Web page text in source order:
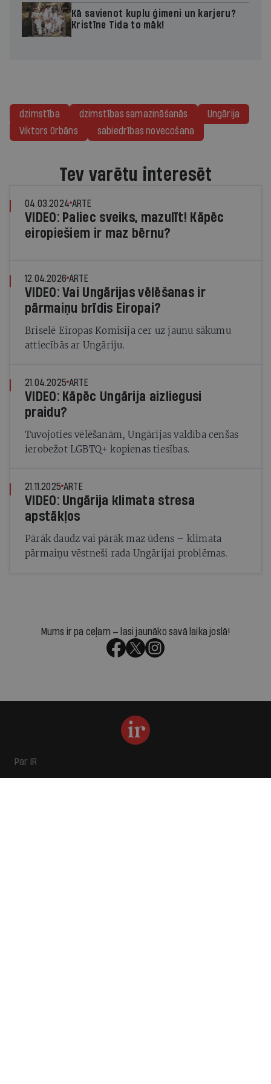
Kā savienot kuplu ģimeni un karjeru?
Kristīne Tida to māk!
dzimstība dzimstības samazināšanās
Ungārija
Viktors Orbāns
sabiedrības novecošana
Tev varētu interesēt
04.03.2024 ARTE
VIDEO: Paliec sveiks, mazulīt! Kāpēc
eiropiešiem ir maz bērnu?
12.04.2026 ARTE
VIDEO: Vai Ungārijas vēlēšanas ir
pārmaiņu brīdis Eiropai?
Briselē Eiropas Komisija cer uz jaunu sākumu
attiecībās ar Ungāriju.
21.04.2025 ARTE
VIDEO: Kāpēc Ungārija aizliegusi
praidu?
Tuvojoties vēlēšanām, Ungārijas valdība cenšas
ierobežot LGBTQ+ kopienas tiesības.
21.11.2025 ARTE
VIDEO: Ungārija klimata stresa
apstākļos
Pārāk daudz vai pārāk maz ūdens – klimata
pārmaiņu vēstneši rada Ungārijai problēmas.
Mums ir pa ceļam — lasi jaunāko savā laika joslā!
Par IR